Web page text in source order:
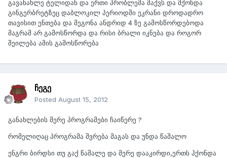
გავანახლე ტელიდან და ერთი პრობლემა მაქვს და მქონდა
გინგერბრეტზეც დაბლოკილ პერიოდში ეკრანი დროდადრო
თავისით ენთება და მეგონა ანდრიდ 4 ზე გამოსწორდებოდა
მაგრამ არ გამოსწორდა და რისი ბრალი იკნება და როგორ
შეილება ამის გამოსწორება
ჩეგე
Posted August 15, 2012
განახლების მერე პროგრამები ჩაიწერე ?
რომელიღაც პროგრამა შვრება მაგას და უნდა წაშალო
ენგრი ბირდსი თუ გაქ წაშალე და მერე დააკირდი,ერთს ჰქონდა